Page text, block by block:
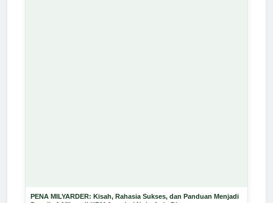
PENA MILYARDER: Kisah, Rahasia Sukses, dan Panduan Menjadi